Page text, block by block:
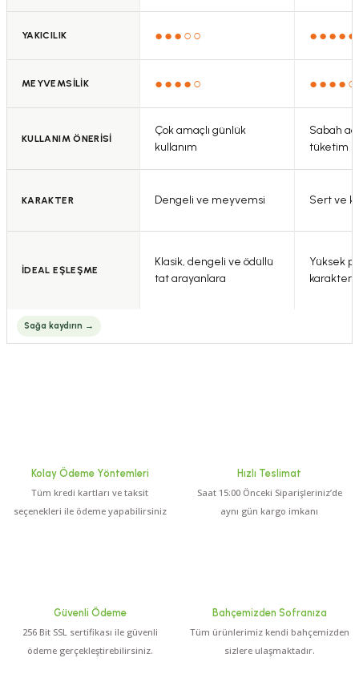
Gönder
YAKICILIK ●●●○○ ●●●●●
MEYVEMSİLİK ●●●●○ ●●●●○
KULLANIM ÖNERİSİ
Çok amaçlı günlük
kullanım
Sabah
tüketim
KARAKTER Dengeli ve meyvemsi Sert ve
İDEAL EŞLEŞME
Klasik, dengeli ve ödüllü
tat arayanlara
Yüksek
karakter
Kolay Ödeme Yöntemleri
Tüm kredi kartları ve taksit
seçenekleri ile ödeme yapabilirsiniz
Hızlı Teslimat
Saat 15:00 Önceki Siparişleriniz’de
aynı gün kargo imkanı
Güvenli Ödeme
256 Bit SSL sertifikası ile güvenli
ödeme gerçekleştirebilirsiniz.
Bahçemizden Sofranıza
Tüm ürünlerimiz kendi bahçemizden
sizlere ulaşmaktadır.